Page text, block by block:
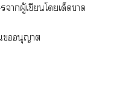
าผู้เขียนโเด็ดา
อนุญาต